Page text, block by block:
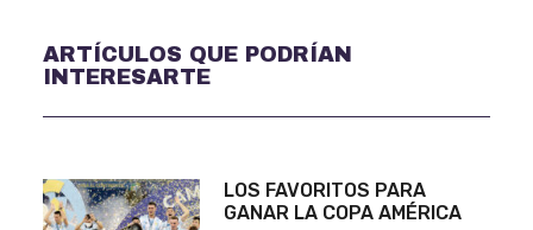
ARTÍCULOS QUE PODRÍAN
INTERESARTE
LOS FAVORITOS PARA
GANAR LA COPA AMÉRICA